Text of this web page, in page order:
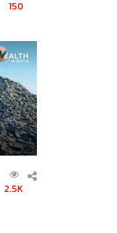
150
2.5K